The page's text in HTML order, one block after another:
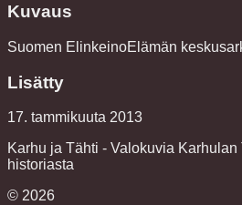
Kuvaus
Suomen ElinkeinoElämän
Lisätty
17. tammikuuta 2013
Karhu ja Tähti - Valokuvia
historiasta
© 2026